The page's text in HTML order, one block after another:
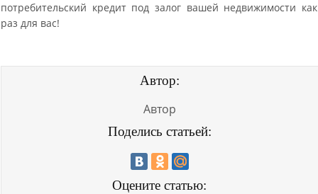
потребительский кредит под залог вашей недвижимости как
раз для вас!
Автор:
Автор
Поделись статьей:
Оцените статью: